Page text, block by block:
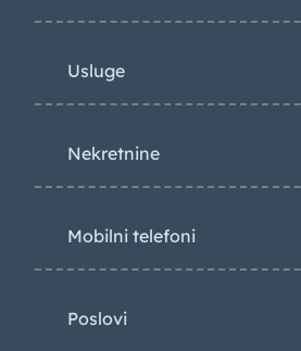
Usluge
Nekretnine
Mobilni telefoni
Poslovi